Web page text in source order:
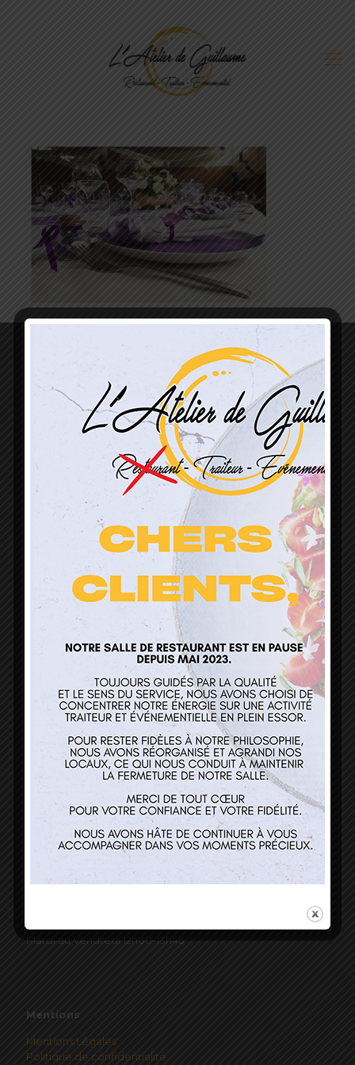
L’Atelier de Guillaume
1 Lieu Dit Sur Les Prés
68160 Sainte Marie Aux Mines
contact@atelierdeguillaume.fr
Nos services
Restaurant
Traiteur et événementiel
Contact
Mardi au Vendredi 12h00-13h45
Mentions
Mentions Légales
Politique de confidentialité